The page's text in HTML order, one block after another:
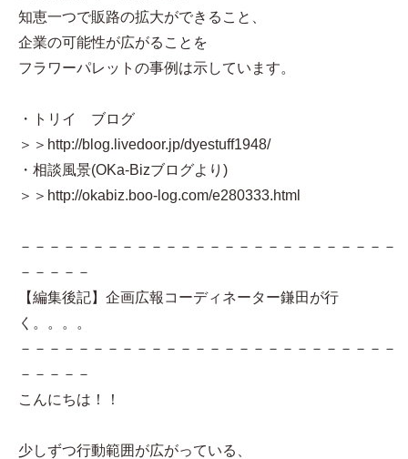
知恵一つで販路の拡大ができること、
企業の可能性が広がることを
フラワーパレットの事例は示しています。
・トリイ ブログ
＞＞http://blog.livedoor.jp/dyestuff1948/
・相談風景(OKa-Bizブログより)
＞＞http://okabiz.boo-log.com/e280333.html
－－－－－－－－－－－－－－－－－－－－－－－－－－
－－－－－
【編集後記】企画広報コーディネーター鎌田が行
く。。。。
－－－－－－－－－－－－－－－－－－－－－－－－－－
－－－－－
こんにちは！！
少しずつ行動範囲が広がっている、